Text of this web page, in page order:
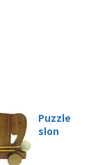
Puzzle
slon